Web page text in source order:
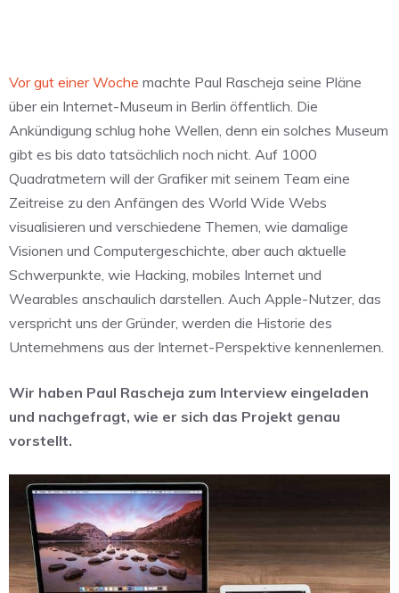
Vor gut einer Woche machte Paul Rascheja seine Pläne
über ein Internet-Museum in Berlin öffentlich. Die
Ankündigung schlug hohe Wellen, denn ein solches Museum
gibt es bis dato tatsächlich noch nicht. Auf 1000
Quadratmetern will der Grafiker mit seinem Team eine
Zeitreise zu den Anfängen des World Wide Webs
visualisieren und verschiedene Themen, wie damalige
Visionen und Computergeschichte, aber auch aktuelle
Schwerpunkte, wie Hacking, mobiles Internet und
Wearables anschaulich darstellen. Auch Apple-Nutzer, das
verspricht uns der Gründer, werden die Historie des
Unternehmens aus der Internet-Perspektive kennenlernen.
Wir haben Paul Rascheja zum Interview eingeladen
und nachgefragt, wie er sich das Projekt genau
vorstellt.